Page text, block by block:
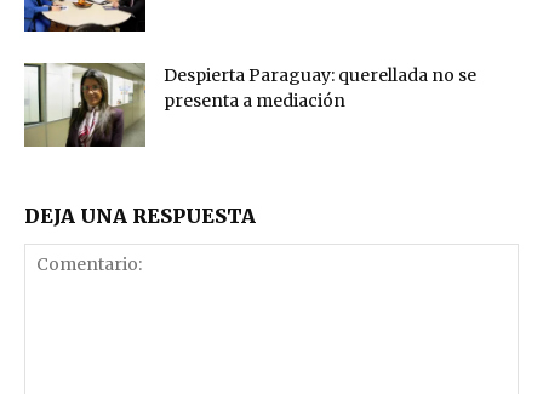
Despierta Paraguay: querellada no se
presenta a mediación
DEJA UNA RESPUESTA